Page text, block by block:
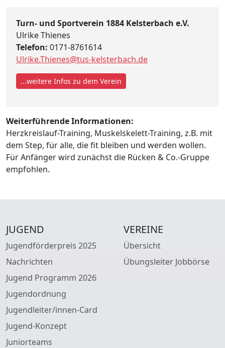
Turn- und Sportverein 1884 Kelsterbach e.V.
Ulrike Thienes
Telefon: 0171-8761614
Ulrike.Thienes@tus-kelsterbach.de
...weitere Infos zu dem Verein
Weiterführende Informationen:
Herzkreislauf-Training, Muskelskelett-Training, z.B. mit
dem Step, für alle, die fit bleiben und werden wollen.
Für Anfänger wird zunächst die Rücken & Co.-Gruppe
empfohlen.
JUGEND
Jugendförderpreis 2025
Nachrichten
Jugend Programm 2026
Jugendordnung
Jugendleiter/innen-Card
Jugend-Konzept
Juniorteams
VEREINE
Übersicht
Übungsleiter Jobbörse